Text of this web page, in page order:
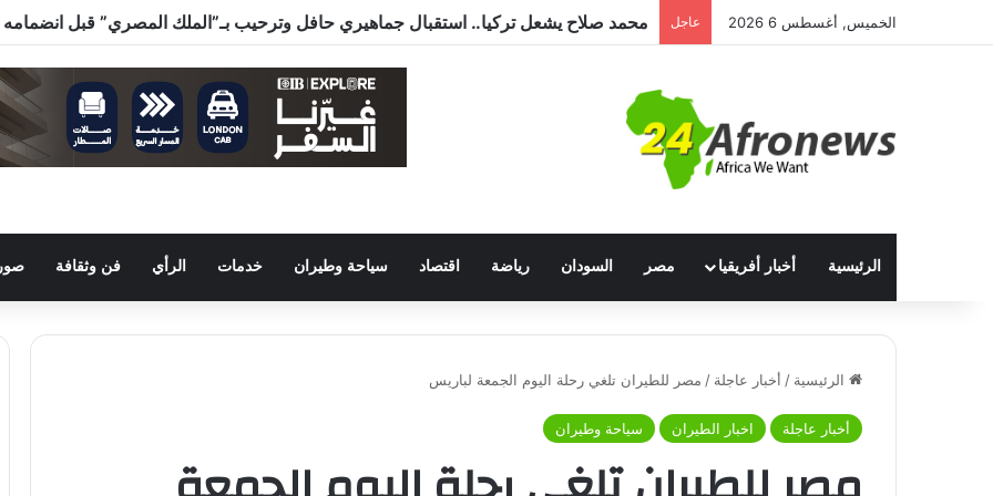
الخميس, أغسطس 6 2026 عاجل
الرئيسية أخبار أفريقيا مصر السودان رياضة اقتصاد سياحة وطيران خدمات الرأي فن وثقافة
الرئيسية / أخبار عاجلة / مصر للطيران تلغي رحلة اليوم الجمعة لباريس
أخبار عاجلة اخبار الطيران سياحة وطيران